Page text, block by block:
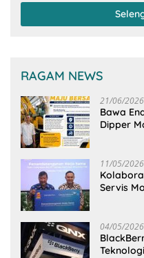
RAGAM NEWS
21/06/2026
Bawa
Dipper
11/05/2026
Servis
04/05/2026